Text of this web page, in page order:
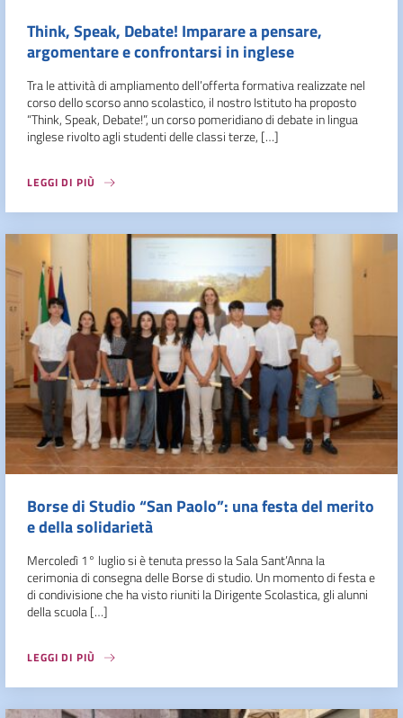
Think, Speak, Debate! Imparare a pensare,
argomentare e confrontarsi in inglese
Tra le attività di ampliamento dell’offerta formativa realizzate nel
corso dello scorso anno scolastico, il nostro Istituto ha proposto
“Think, Speak, Debate!”, un corso pomeridiano di debate in lingua
inglese rivolto agli studenti delle classi terze, […]
LEGGI DI PIÙ
Borse di Studio “San Paolo”: una festa del merito
e della solidarietà
Mercoledì 1° luglio si è tenuta presso la Sala Sant’Anna la
cerimonia di consegna delle Borse di studio. Un momento di festa e
di condivisione che ha visto riuniti la Dirigente Scolastica, gli alunni
della scuola […]
LEGGI DI PIÙ